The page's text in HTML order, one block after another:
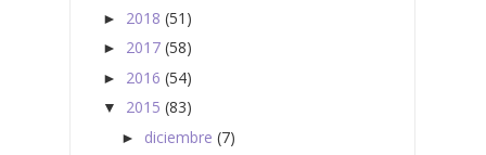
► 2018 (51)
► 2017 (58)
► 2016 (54)
▼ 2015 (83)
► diciembre (7)